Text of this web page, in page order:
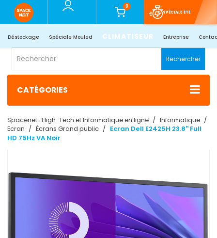
0
SPÉCIALE ÉTÉ
Déstockage Spéciale Mouled CLIMATISEUR Entreprise
Rechercher
CATÉGORIES
Spacenet : High-Tech et Informatique en ligne
Informatique
Ecran
Écrans Grand public
Ecran Dell E2425H 23.8'' Full
HD 75Hz VA Noir